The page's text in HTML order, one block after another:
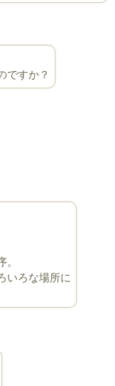
ですか？
いろな場所に